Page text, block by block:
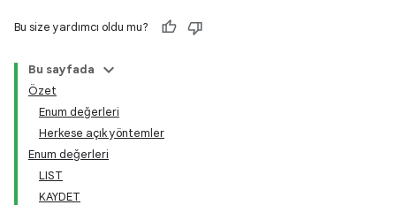
Bu size yardımcı oldu mu?
Bu sayfada
Özet
Enum değerleri
Herkese açık yöntemler
Enum değerleri
LIST
KAYDET